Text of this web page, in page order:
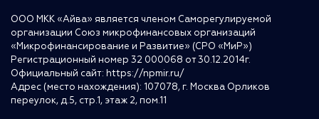
ООО МКК «Айва» является членом Саморегулируемой
организации Союз микрофинансовых организаций
«Микрофинансирование и Развитие» (СРО «МиР»)
Регистрационный номер 32 000068 от 30.12.2014г.
Официальный сайт: https://npmir.ru/
Адрес (место нахождения): 107078, г. Москва Орликов
переулок, д.5, стр.1, этаж 2, пом.11